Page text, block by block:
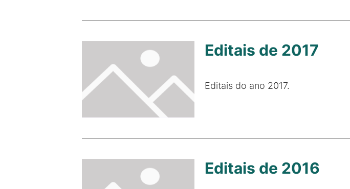
Editais de 2017
Editais do ano 2017.
Editais de 2016